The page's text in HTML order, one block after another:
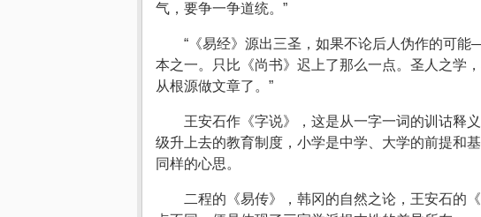
气，要争一争道统。”
“《易经》源出三圣，如果不论后人伪作的可
本之一。只比《尚书》迟上了那么一点。圣人之学
从根源做文章了。”
王安石作《字说》，这是从一字一词的训诂释
级升上去的教育制度，小学是中学、大学的前提和
同样的心思。
二程的《易传》，韩冈的自然之论，王安石的